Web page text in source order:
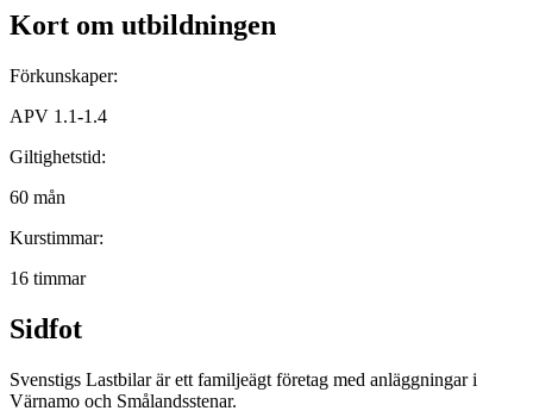
Kort om utbildningen
Förkunskaper:
APV 1.1-1.4
Giltighetstid:
60 mån
Kurstimmar:
16 timmar
Sidfot
Svenstigs Lastbilar är ett familjeägt företag med anläggningar i
Värnamo och Smålandsstenar.